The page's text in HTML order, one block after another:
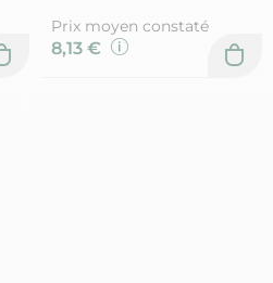
Prix moyen constaté
8,13 €